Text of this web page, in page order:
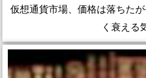
仮想通貨市場、価格は落ちた
く衰える